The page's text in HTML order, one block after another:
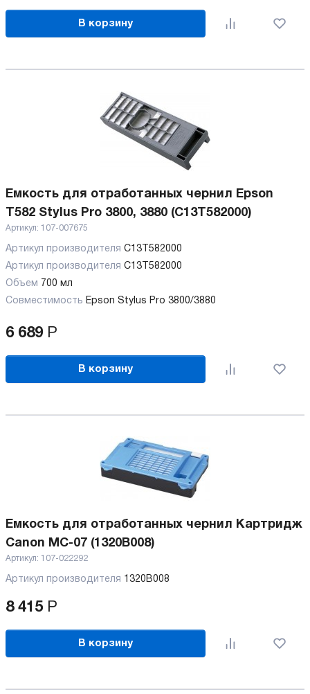
В корзину
Емкость для отработанных чернил Epson
T582 Stylus Pro 3800, 3880 (C13T582000)
Артикул: 107-007675
Артикул производителя C13T582000
Артикул производителя C13T582000
Объем 700 мл
Совместимость Epson Stylus Pro 3800/3880
6 689 Р
В корзину
Емкость для отработанных чернил Картридж
Canon MC-07 (1320B008)
Артикул: 107-022292
Артикул производителя 1320B008
8 415 Р
В корзину